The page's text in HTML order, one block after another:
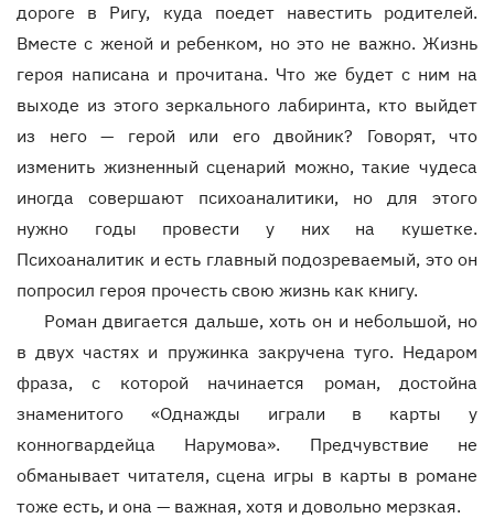
дороге в Ригу, куда поедет навестить родителей.
Вместе с женой и ребенком, но это не важно. Жизнь
героя написана и прочитана. Что же будет с ним на
выходе из этого зеркального лабиринта, кто выйдет
из него — герой или его двойник? Говорят, что
изменить жизненный сценарий можно, такие чудеса
иногда совершают психоаналитики, но для этого
нужно годы провести у них на кушетке.
Психоаналитик и есть главный подозреваемый, это он
попросил героя прочесть свою жизнь как книгу.
Роман двигается дальше, хоть он и небольшой, но
в двух частях и пружинка закручена туго. Недаром
фраза, с которой начинается роман, достойна
знаменитого «Однажды играли в карты у
конногвардейца Нарумова». Предчувствие не
обманывает читателя, сцена игры в карты в романе
тоже есть, и она — важная, хотя и довольно мерзкая.